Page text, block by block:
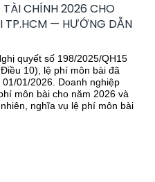
CHÍNH 2026 CHO
TP.HCM — HƯỚNG DẪN
quyết số 198/2025/QH15
10), lệ phí môn bài đã
01/2026. Doanh nghiệp
môn bài cho năm 2026 và
nghĩa vụ lệ phí môn bài